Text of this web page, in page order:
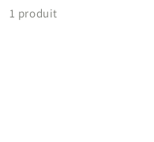
1 produit